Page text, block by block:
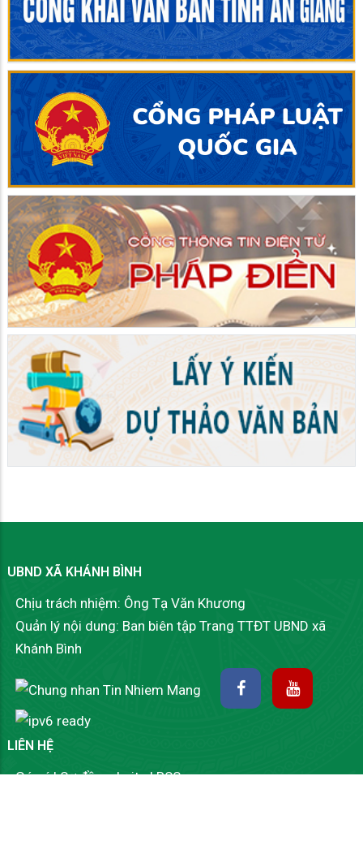
UBND XÃ KHÁNH BÌNH
Chịu trách nhiệm: Ông Tạ Văn Khương
Quản lý nội dung: Ban biên tập Trang TTĐT UBND xã
Khánh Bình
LIÊN HỆ
Góp ý|Sơ đồ website|RSS